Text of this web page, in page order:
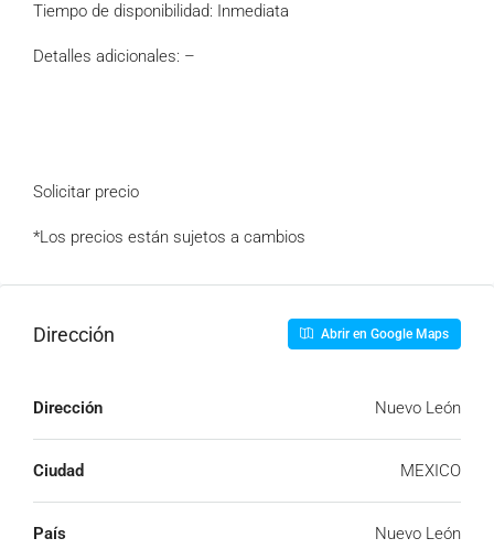
Tiempo de disponibilidad: Inmediata
Detalles adicionales: –
Solicitar precio
*Los precios están sujetos a cambios
Dirección Abrir en Google Maps
Dirección Nuevo León
Ciudad MEXICO
País Nuevo León